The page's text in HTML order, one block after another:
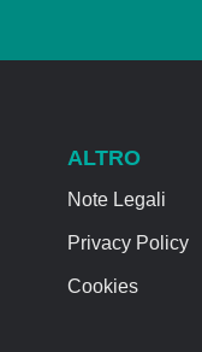
ALTRO
Note Legali
Privacy Policy
Cookies